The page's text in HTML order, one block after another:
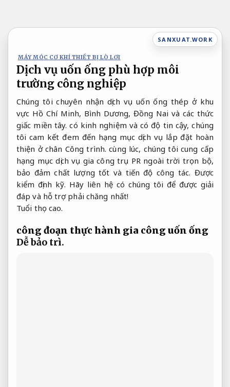
nội
SANXUAT.WORK
MÁY MÓC CƠ KHÍ THIẾT BỊ LÒ LƠI
Dịch vụ uốn ống phù hợp môi
trường công nghiệp
Chúng tôi chuyên nhận dịch vụ uốn ống thép ở khu
vực Hồ Chí Minh, Bình Dương, Đồng Nai và các thức
giấc miền tây. có kinh nghiệm và có độ tin cậy, chúng
tôi cam kết đem đến hạng mục dịch vụ lắp đặt hoàn
thiện ở chân Công trình. cùng lúc, chúng tôi cung cấp
hạng mục dịch vụ gia công trụ PR ngoài trời trọn bộ,
bảo đảm chất lượng tốt và tiến độ công tác. Được
kiểm định kỹ. Hãy liên hệ có chúng tôi để được giải
đáp và hỗ trợ phải chăng nhất!
Tuổi thọ cao.
công đoạn thực hành gia công uốn ống
Dễ bảo trì.